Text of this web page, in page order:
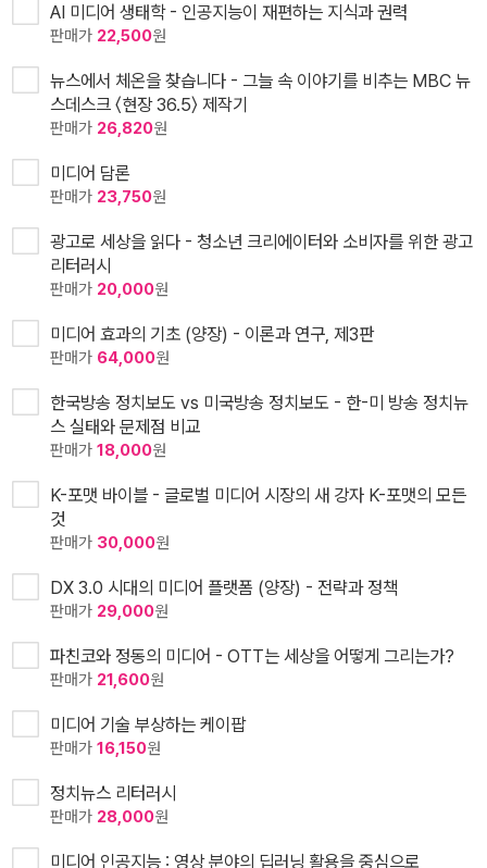
AI 미디어 생태학 - 인공지능이 재편하는 지식과 권력
판매가 22,500원
뉴스에서 체온을 찾습니다 - 그늘 속 이야기를 비추는 MBC 뉴
스데스크 〈현장 36.5〉 제작기
판매가 26,820원
미디어 담론
판매가 23,750원
광고로 세상을 읽다 - 청소년 크리에이터와 소비자를 위한 광고
리터러시
판매가 20,000원
미디어 효과의 기초 (양장) - 이론과 연구, 제3판
판매가 64,000원
한국방송 정치보도 vs 미국방송 정치보도 - 한-미 방송 정치뉴
스 실태와 문제점 비교
판매가 18,000원
K-포맷 바이블 - 글로벌 미디어 시장의 새 강자 K-포맷의 모든
것
판매가 30,000원
DX 3.0 시대의 미디어 플랫폼 (양장) - 전략과 정책
판매가 29,000원
파친코와 정동의 미디어 - OTT는 세상을 어떻게 그리는가?
판매가 21,600원
미디어 기술 부상하는 케이팝
판매가 16,150원
정치뉴스 리터러시
판매가 28,000원
미디어 인공지능 : 영상 분야의 딥러닝 활용을 중심으로